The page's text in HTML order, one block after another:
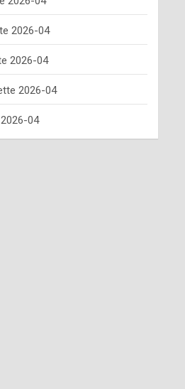
2026-04
2026-04
2026-04
04